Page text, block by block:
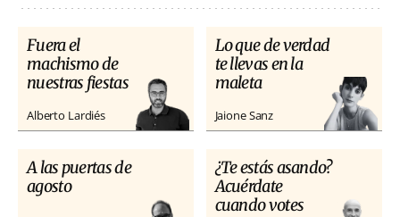
Fuera el
machismo de
nuestras fiestas
Alberto Lardiés
Lo que de verdad
te llevas en la
maleta
Jaione Sanz
A las puertas de
agosto
¿Te estás asando?
Acuérdate
cuando votes